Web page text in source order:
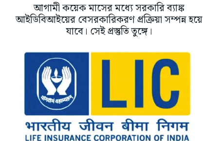
আগামী কয়েক মাসের মধ্যে সরকারি ব্যাঙ্ক
আইডিবিআইয়ের বেসরকারিকরণ প্রক্রিয়া সম্পন্ন হয়ে
যাবে। সেই প্রস্তুতি তুঙ্গে।